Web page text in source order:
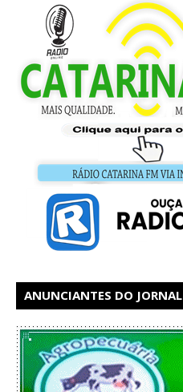
ANUNCIANTES DO JORNAL